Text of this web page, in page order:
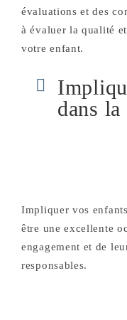
évaluations et des
à évaluer la qualité
votre enfant.
dans la
Impliquer vos
être une excellente
engagement et de
responsables.